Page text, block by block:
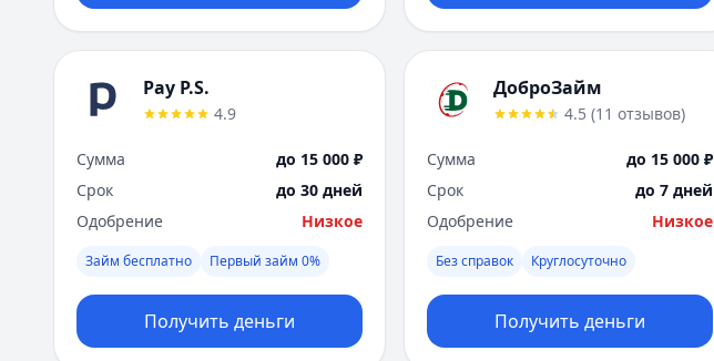
Pay P.S.
4.9
Сумма
до 15 000 ₽
Срок
до 30 дней
Одобрение
Низкое
Займ бесплатно Первый займ 0%
Получить деньги
ДоброЗайм
4.5 (11 отзывов)
Сумма
до 15 000 ₽
Срок
до 7 дней
Одобрение
Низкое
Без справок Круглосуточно
Получить деньги